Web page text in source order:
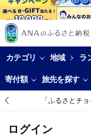
カテゴリ 地域 ラ
寄付額 旅先を探す
「ふるさとチ
ログイン